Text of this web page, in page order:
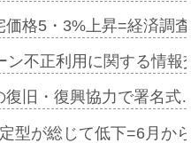
価格5・3%上昇=経済調
ン不正利用に関する情
復旧・復興協力で署名
型が総じて低下=6月か